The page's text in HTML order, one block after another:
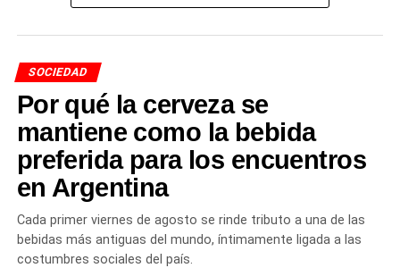
Obstetricia Carina Fretes
Mariana Pujol, quienes estuvieron a cargo del taller
didáctico, brindando información basada en evidencia y
respondiendo las inquietudes de las familias presentes.
Además, agradecieron a las cocineras del hospital, Ana
Ledezma y Ramona Fernández, por preparar las
degustaciones que se compartieron durante la jornada.
El agradecimiento a las
SOCIEDAD
Por qué la cerveza se
mantiene como la bebida
preferida para los encuentros
en Argentina
Cada primer viernes de agosto se rinde tributo a una de las
bebidas más antiguas del mundo, íntimamente ligada a las
costumbres sociales del país.